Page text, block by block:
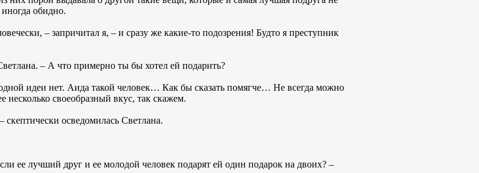
обидно.
– запричитал я, – и сразу же какие-то подозрения! Будто я преступник
– А что примерно ты бы хотел ей подарить?
идеи нет. Аида такой человек… Как бы сказать помягче… Не всегда можно
несколько своеобразный вкус, так скажем.
осведомилась Светлана.
ее лучший друг и ее молодой человек подарят ей один подарок на двоих? –